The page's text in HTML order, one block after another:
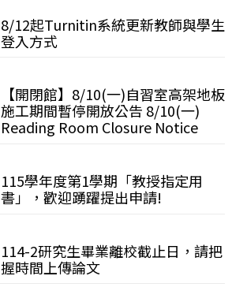
8/12起Turnitin系統更新教師與學生
登入方式
【開閉館】8/10(一)自習室高架地板
施工期間暫停開放公告 8/10(一)
Reading Room Closure Notice
115學年度第1學期「教授指定用
書」，歡迎踴躍提出申請!
114-2研究生畢業離校截止日，請把
握時間上傳論文